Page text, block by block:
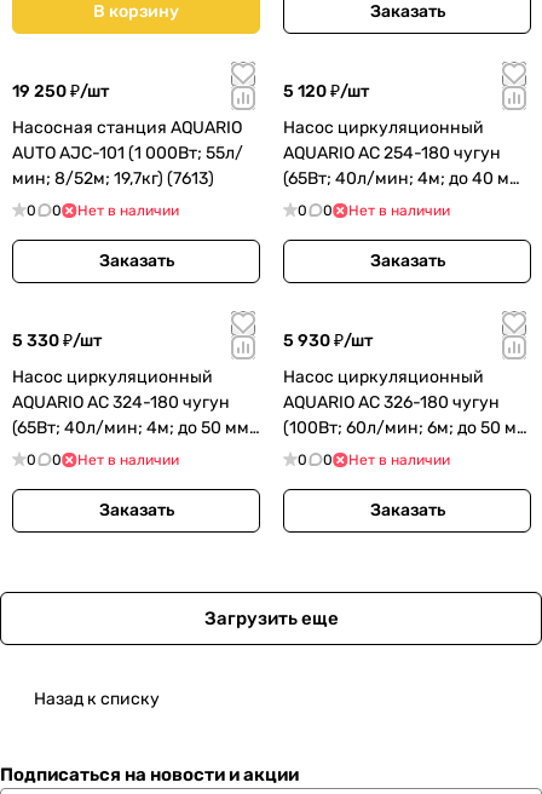
В корзину Заказать
19 250 ₽/шт
Насосная станция AQUARIO
AUTO AJC-101 (1 000Вт; 55л/
мин; 8/52м; 19,7кг) (7613)
0 0 Нет в наличии
Заказать
5 120 ₽/шт
Насос циркуляционный
AQUARIO AC 254-180 чугун
(65Вт; 40л/мин; 4м; до 40 мм
- 1 1/2"мм;) (5354)
0 0 Нет в наличии
Заказать
5 330 ₽/шт
Насос циркуляционный
AQUARIO AC 324-180 чугун
(65Вт; 40л/мин; 4м; до 50 мм
- 2"мм;) (5324)
0 0 Нет в наличии
Заказать
5 930 ₽/шт
Насос циркуляционный
AQUARIO AC 326-180 чугун
(100Вт; 60л/мин; 6м; до 50 мм
- 2"мм;) (5326)
0 0 Нет в наличии
Заказать
Загрузить еще
Назад к списку
Подписаться на новости и акции